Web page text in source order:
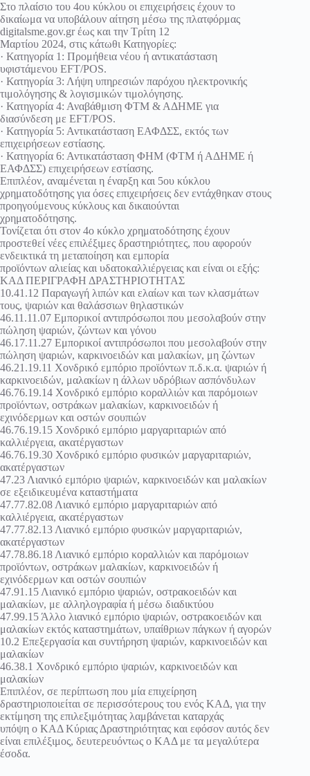
Στο πλαίσιο του 4ου κύκλου οι επιχειρήσεις έχουν το
δικαίωμα να υποβάλουν αίτηση μέσω της πλατφόρμας
digitalsme.gov.gr έως και την Τρίτη 12
Μαρτίου 2024, στις κάτωθι Κατηγορίες:
· Κατηγορία 1: Προμήθεια νέου ή αντικατάσταση
υφιστάμενου EFT/POS.
· Κατηγορία 3: Λήψη υπηρεσιών παρόχου ηλεκτρονικής
τιμολόγησης & λογισμικών τιμολόγησης.
· Κατηγορία 4: Αναβάθμιση ΦΤΜ & ΑΔΗΜΕ για
διασύνδεση με EFT/POS.
· Κατηγορία 5: Αντικατάσταση ΕΑΦΔΣΣ, εκτός των
επιχειρήσεων εστίασης.
· Κατηγορία 6: Αντικατάσταση ΦΗΜ (ΦΤΜ ή ΑΔΗΜΕ ή
ΕΑΦΔΣΣ) επιχειρήσεων εστίασης.
Επιπλέον, αναμένεται η έναρξη και 5ου κύκλου
χρηματοδότησης για όσες επιχειρήσεις δεν εντάχθηκαν στους
προηγούμενους κύκλους και δικαιούνται
χρηματοδότησης.
Τονίζεται ότι στον 4ο κύκλο χρηματοδότησης έχουν
προστεθεί νέες επιλέξιμες δραστηριότητες, που αφορούν
ενδεικτικά τη μεταποίηση και εμπορία
προϊόντων αλιείας και υδατοκαλλιέργειας και είναι οι εξής:
ΚΑΔ ΠΕΡΙΓΡΑΦΗ ΔΡΑΣΤΗΡΙΟΤΗΤΑΣ
10.41.12 Παραγωγή λιπών και ελαίων και των κλασμάτων
τους, ψαριών και θαλάσσιων θηλαστικών
46.11.11.07 Εμπορικοί αντιπρόσωποι που μεσολαβούν στην
πώληση ψαριών, ζώντων και γόνου
46.17.11.27 Εμπορικοί αντιπρόσωποι που μεσολαβούν στην
πώληση ψαριών, καρκινοειδών και μαλακίων, μη ζώντων
46.21.19.11 Χονδρικό εμπόριο προϊόντων π.δ.κ.α. ψαριών ή
καρκινοειδών, μαλακίων η άλλων υδρόβιων ασπόνδυλων
46.76.19.14 Χονδρικό εμπόριο κοραλλιών και παρόμοιων
προϊόντων, οστράκων μαλακίων, καρκινοειδών ή
εχινόδερμων και οστών σουπιών
46.76.19.15 Χονδρικό εμπόριο μαργαριταριών από
καλλιέργεια, ακατέργαστων
46.76.19.30 Χονδρικό εμπόριο φυσικών μαργαριταριών,
ακατέργαστων
47.23 Λιανικό εμπόριο ψαριών, καρκινοειδών και μαλακίων
σε εξειδικευμένα καταστήματα
47.77.82.08 Λιανικό εμπόριο μαργαριταριών από
καλλιέργεια, ακατέργαστων
47.77.82.13 Λιανικό εμπόριο φυσικών μαργαριταριών,
ακατέργαστων
47.78.86.18 Λιανικό εμπόριο κοραλλιών και παρόμοιων
προϊόντων, οστράκων μαλακίων, καρκινοειδών ή
εχινόδερμων και οστών σουπιών
47.91.15 Λιανικό εμπόριο ψαριών, οστρακοειδών και
μαλακίων, με αλληλογραφία ή μέσω διαδικτύου
47.99.15 Άλλο λιανικό εμπόριο ψαριών, οστρακοειδών και
μαλακίων εκτός καταστημάτων, υπαίθριων πάγκων ή αγορών
10.2 Επεξεργασία και συντήρηση ψαριών, καρκινοειδών και
μαλακίων
46.38.1 Χονδρικό εμπόριο ψαριών, καρκινοειδών και
μαλακίων
Επιπλέον, σε περίπτωση που μία επιχείρηση
δραστηριοποιείται σε περισσότερους του ενός ΚΑΔ, για την
εκτίμηση της επιλεξιμότητας λαμβάνεται καταρχάς
υπόψη ο ΚΑΔ Κύριας Δραστηριότητας και εφόσον αυτός δεν
είναι επιλέξιμος, δευτερευόντως ο ΚΑΔ με τα μεγαλύτερα
έσοδα.